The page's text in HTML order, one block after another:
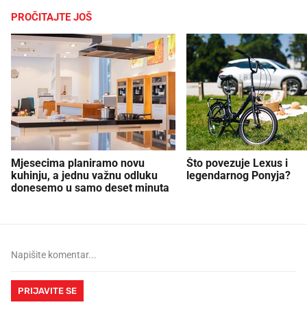
PROČITAJTE JOŠ
Mjesecima planiramo novu
kuhinju, a jednu važnu odluku
donesemo u samo deset minuta
Što povezuje Lexus i
legendarnog Ponyja?
PRIJAVITE SE